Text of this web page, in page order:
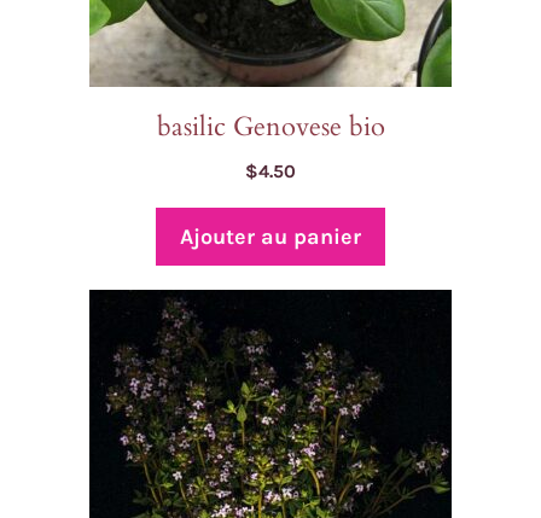
basilic Genovese bio
$4.50
Ajouter au panier